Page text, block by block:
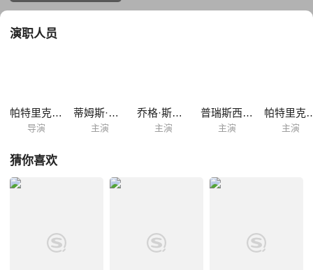
演职人员
帕特里克·德姆西
导演
蒂姆斯·伯特姆斯
主演
乔格·斯坦福·布朗
主演
普瑞斯西拉·巴恩斯
主演
帕特里
主演
猜你喜欢